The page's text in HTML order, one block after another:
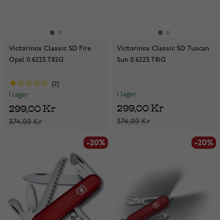
Victorinox Classic SD Fire
Opal 0.6223.T82G
2
I lager
374,00 Kr
299,00 Kr
Victorinox Classic SD Tuscan
Sun 0.6223.T81G
I lager
374,00 Kr
299,00 Kr
-20%
-20% -20%
-20%